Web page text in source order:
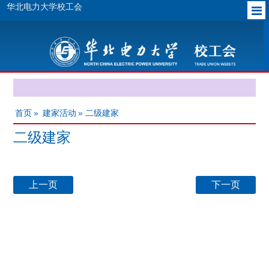
华北电力大学校工会
首页 » 建家活动 » 二级建家
二级建家
上一页 下一页